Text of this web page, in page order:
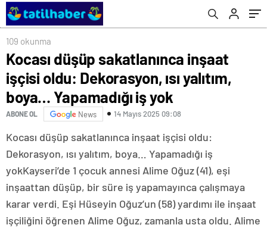
Yapamadığı iş yok
109 okunma
Kocası düşüp sakatlanınca inşaat
işçisi oldu: Dekorasyon, ısı yalıtım,
boya… Yapamadığı iş yok
ABONE OL News 14 Mayıs 2025 09:08
Kocası düşüp sakatlanınca inşaat işçisi oldu:
Dekorasyon, ısı yalıtım, boya… Yapamadığı iş
yokKayseri’de 1 çocuk annesi Alime Oğuz (41), eşi
inşaattan düşüp, bir süre iş yapamayınca çalışmaya
karar verdi. Eşi Hüseyin Oğuz’un (58) yardımı ile inşaat
işçiliğini öğrenen Alime Oğuz, zamanla usta oldu. Alime